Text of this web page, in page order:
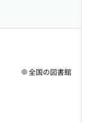
全国の図書館